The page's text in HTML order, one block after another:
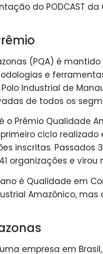
do PODCAST
(PQA) é mantido
e
Industrial de
de todos os
o Prêmio Qualidade
ciclo
inscritas. Passados
organizações e virou
é Qualidade em
Amazônico,
empresa em